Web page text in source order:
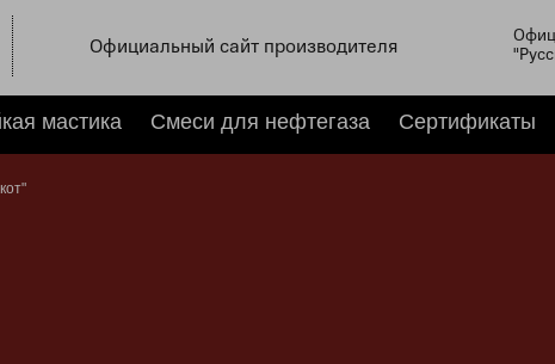
Официальный сайт производителя
мастика Смеси для нефтегаза Сертификаты